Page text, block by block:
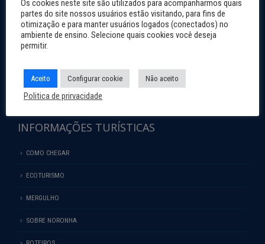
(Recife)
Endereço: Av. Rio Capibaribe, 147,
São José, Recife.
CEP: 50.020-080.
E-mail: noronha@noronha.pe.gov.br
› CNPJ: 40.817.926/0001-99
INFORMAÇÕES TURÍSTICAS
COMO CHEGAR
ECOTURISMO
MERGULHO
SOBRE NORONHA
Os cookies neste site são utilizados para acompanharmos quais
partes do site nossos usuários estão visitando, para fins de
otimização e para manter usuários logados (conectados) no
ambiente de ensino. Selecione quais cookies você deseja
permitir.
Aceito Configurar cookie Não aceito
Politica de prirvacidade